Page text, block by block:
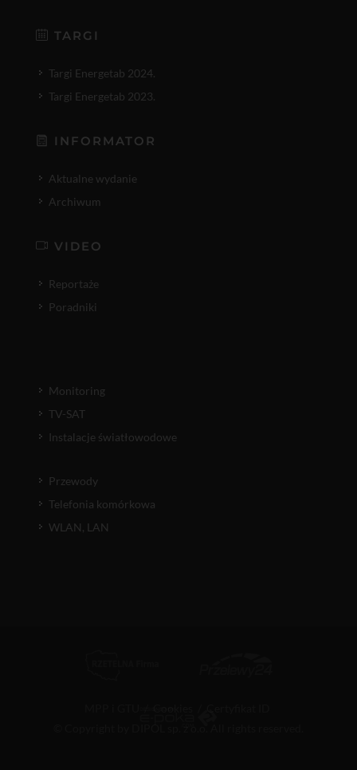
TARGI
Targi Energetab 2024.
Targi Energetab 2023.
INFORMATOR
Aktualne wydanie
Archiwum
VIDEO
Reportaże
Poradniki
Monitoring
TV-SAT
Instalacje światłowodowe
Przewody
Telefonia komórkowa
WLAN, LAN